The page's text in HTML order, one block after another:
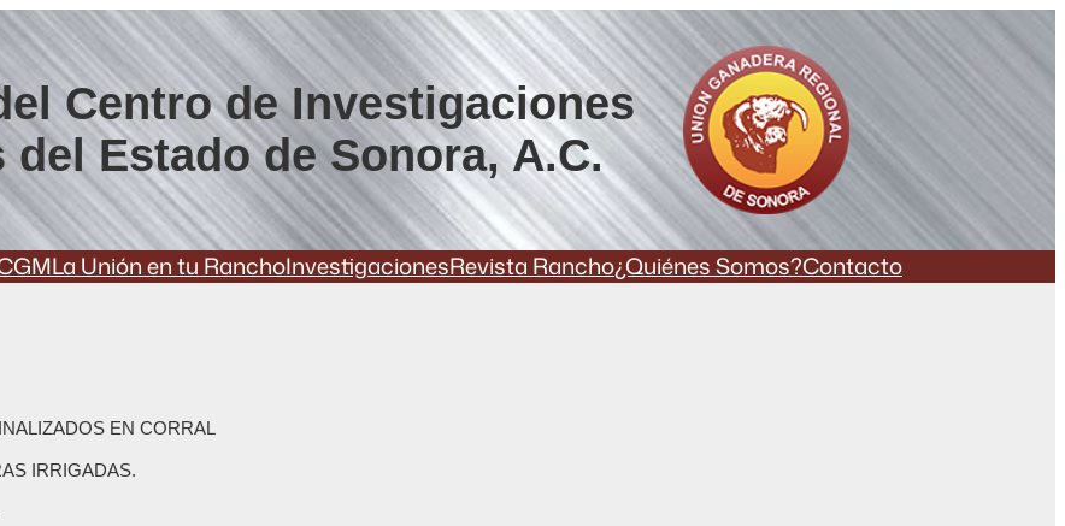
Centro de Investigaciones
del Estado de Sonora, A.C.
La Unión en tu RanchoInvestigacionesRevista Rancho¿Quiénes Somos?Contacto
EN CORRAL
IRRIGADAS.